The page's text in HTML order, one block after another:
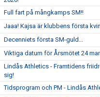
Full fart på mångkamps SM!!
Jaaa! Kajsa är klubbens första
Decenniets första SM-guld...
Viktiga datum för Årsmötet 24
Lindås Athletics - Framtidens
sig!
Tidsprogram och PM - Lindås